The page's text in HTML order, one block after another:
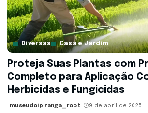
Diversas Casa e Jardim
Proteja Suas Plantas com
Completo para Aplicação
Herbicidas e Fungicidas
Posted
museudoipiranga_root 9 de abril de 2025